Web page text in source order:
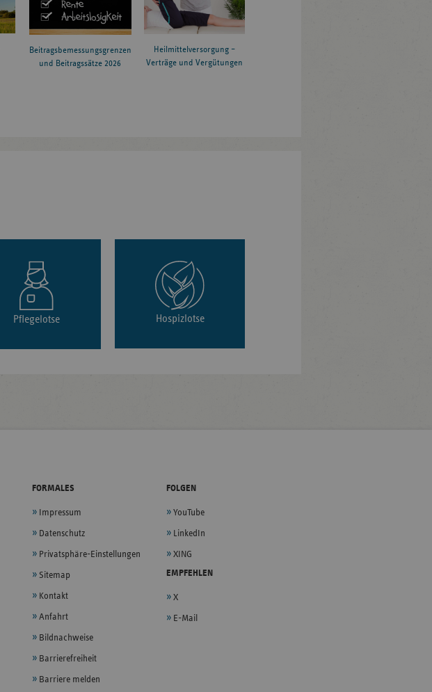
Beitragsbemessungsgrenzen
und Beitragssätze 2026
Heilmittelversorgung –
Verträge und Vergütungen
Pflegelotse Hospizlotse
FORMALES
Impressum
Datenschutz
Privatsphäre-Einstellungen
Sitemap
Kontakt
Anfahrt
Bildnachweise
Barrierefreiheit
Barriere melden
FOLGEN
YouTube
LinkedIn
XING
EMPFEHLEN
X
E-Mail